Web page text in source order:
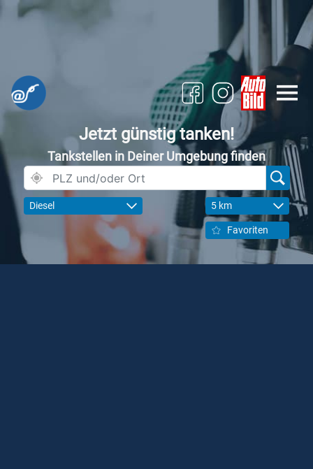
Jetzt günstig tanken!
Tankstellen in Deiner Umgebung finden
Diesel 5 km
Favoriten